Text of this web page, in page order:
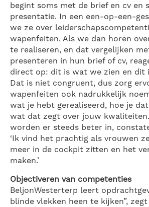
begint soms met de brief en cv en
presentatie. In een een-op-een-
we ze over
wapenfeiten. Als we dan horen
te realiseren, en dat vergelijken
presenteren in hun brief of cv,
direct op: dit is wat we zien en dit
Dat is niet congruent, dus zorg
wapenfeiten ook nadrukkelijk
wat je hebt gerealiseerd, hoe je
wat dat zegt over jouw
worden er steeds beter in,
‘Ik vind het prachtig als vrouwen
meer in de cockpit zitten en het
maken.’
Objectiveren van competenties
BeljonWesterterp leert
blinde vlekken heen te kijken”, zegt